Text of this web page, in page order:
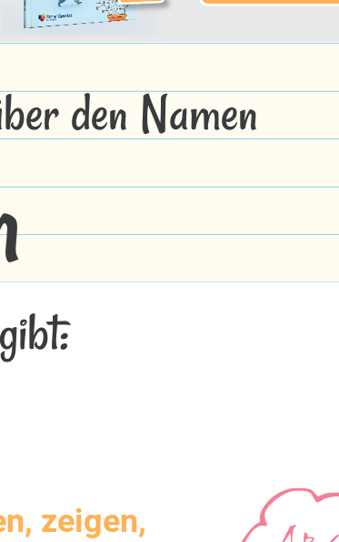
den Namen
zeigen,